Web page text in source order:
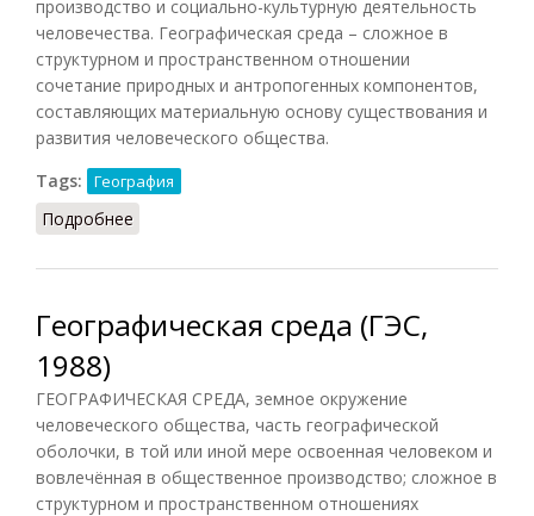
производство и социально-культурную деятельность
человечества. Географическая среда – сложное в
структурном и пространственном отношении
сочетание природных и антропогенных компонентов,
составляющих материальную основу существования и
развития человеческого общества.
Tags:
География
Подробнее
Географическая среда (ГЭС,
1988)
ГЕОГРАФИЧЕСКАЯ СРЕДА, земное окружение
человеческого общества, часть географической
оболочки, в той или иной мере освоенная человеком и
вовлечённая в общественное производство; сложное в
структурном и пространственном отношениях